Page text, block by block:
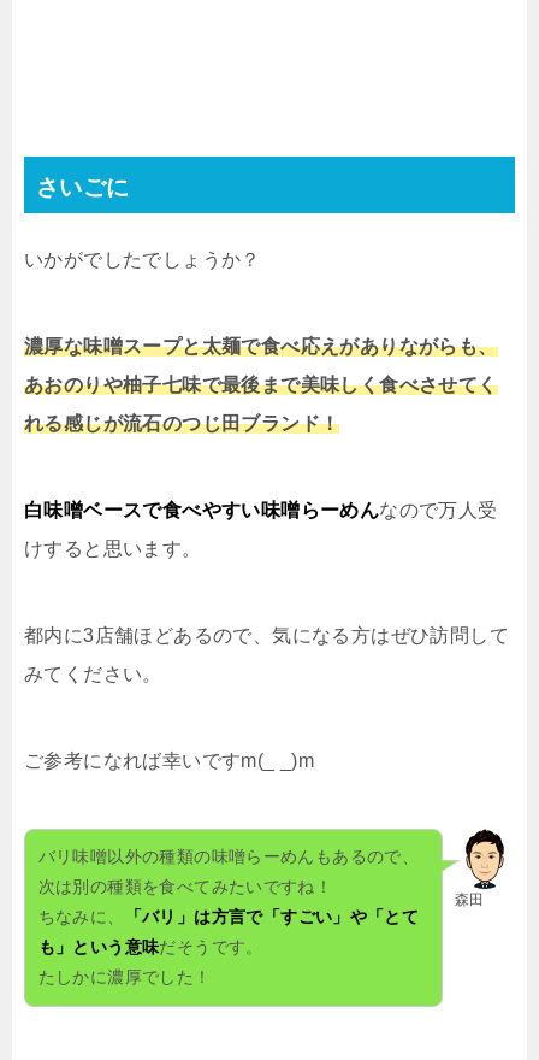
さいごに
いかがでしたでしょうか？
濃厚な味噌スープと太麺で食べ応えがありながらも、
あおのりや柚子七味で最後まで美味しく食べさせてく
れる感じが流石のつじ田ブランド！
白味噌ベースで食べやすい味噌らーめんなので万人受
けすると思います。
都内に3店舗ほどあるので、気になる方はぜひ訪問して
みてください。
ご参考になれば幸いですm(_ _)m
森田
バリ味噌以外の種類の味噌らーめんもあるので、
次は別の種類を食べてみたいですね！
ちなみに、
「バリ」は方言で「すごい」や「とて
も」という意味だそうです。
たしかに濃厚でした！